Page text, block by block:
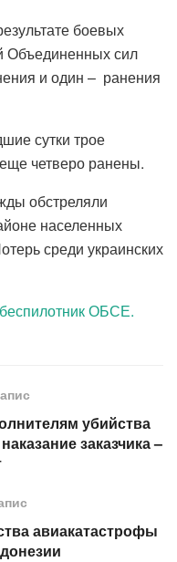
боевых
Объединенных сил
и один – ранения
сутки трое
четверо ранены.
обстреляли
населенных
среди украинских
ОБСЕ.
убийства
заказчика –
авиакатастрофы